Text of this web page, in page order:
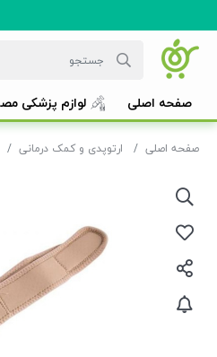
صفحه اصلی لوازم پزشکی
صفحه اصلی ارتوپدی و کمک درمانی